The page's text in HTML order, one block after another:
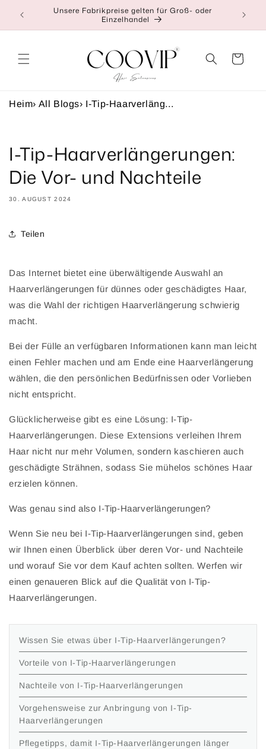
zum
Unsere Fabrikpreise gelten für Groß- oder
Einzelhandel
Warenkorb
Heim› All Blogs› I-Tip-Haarverläng...
I-Tip-Haarverlängerungen:
Die Vor- und Nachteile
30. AUGUST 2024
Teilen
Das Internet bietet eine überwältigende Auswahl an
Haarverlängerungen für dünnes oder geschädigtes Haar,
was die Wahl der richtigen Haarverlängerung schwierig
macht.
Bei der Fülle an verfügbaren Informationen kann man leicht
einen Fehler machen und am Ende eine Haarverlängerung
wählen, die den persönlichen Bedürfnissen oder Vorlieben
nicht entspricht.
Glücklicherweise gibt es eine Lösung: I-Tip-
Haarverlängerungen. Diese Extensions verleihen Ihrem
Haar nicht nur mehr Volumen, sondern kaschieren auch
geschädigte Strähnen, sodass Sie mühelos schönes Haar
erzielen können.
Was genau sind also I-Tip-Haarverlängerungen?
Wenn Sie neu bei I-Tip-Haarverlängerungen sind, geben
wir Ihnen einen Überblick über deren Vor- und Nachteile
und worauf Sie vor dem Kauf achten sollten. Werfen wir
einen genaueren Blick auf die Qualität von I-Tip-
Haarverlängerungen.
Wissen Sie etwas über I-Tip-Haarverlängerungen?
Vorteile von I-Tip-Haarverlängerungen
Nachteile von I-Tip-Haarverlängerungen
Vorgehensweise zur Anbringung von I-Tip-
Haarverlängerungen
Pflegetipps, damit I-Tip-Haarverlängerungen länger